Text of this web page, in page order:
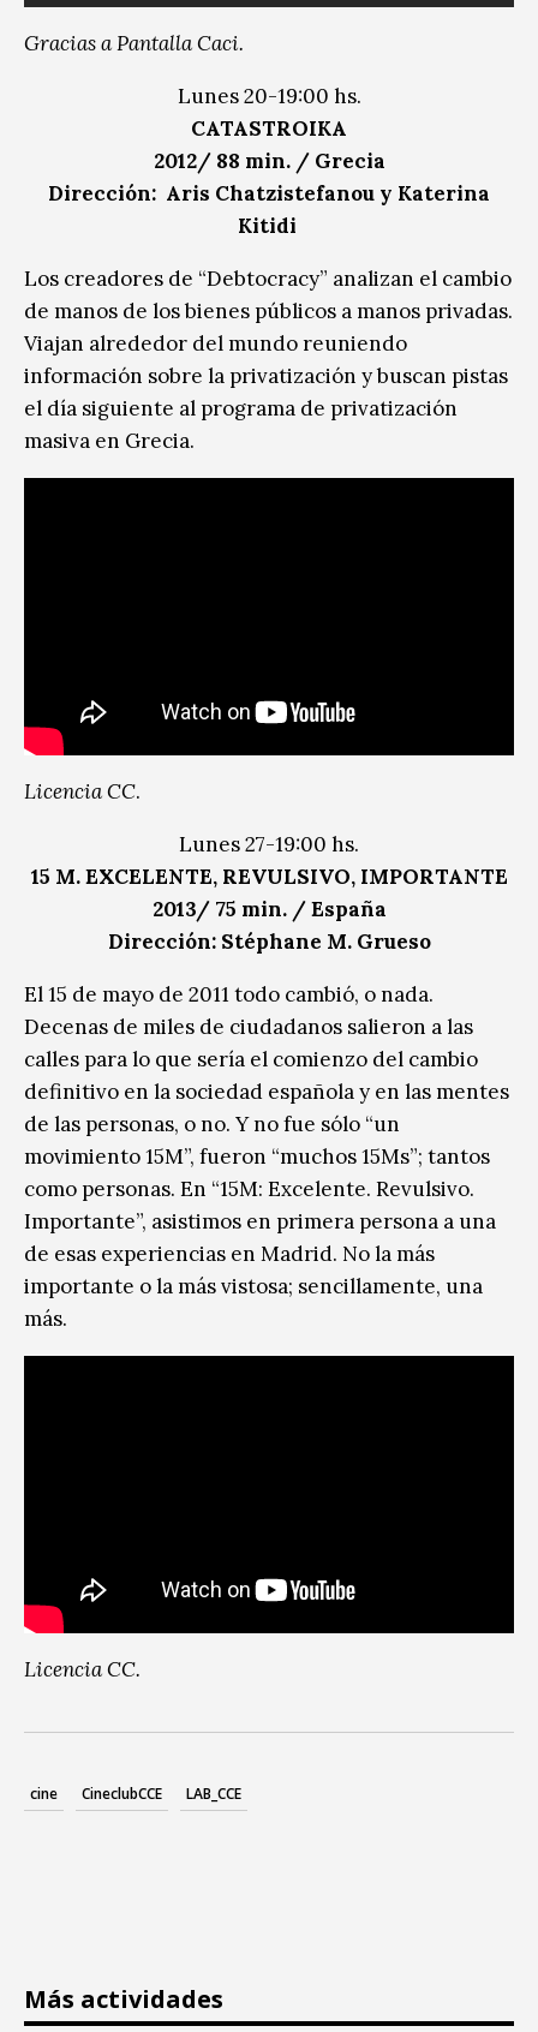
Gracias a Pantalla Caci.
Lunes 20-19:00 hs.
CATASTROIKA
2012/ 88 min. / Grecia
Dirección: Aris Chatzistefanou y Katerina
Kitidi
Los creadores de “Debtocracy” analizan el cambio
de manos de los bienes públicos a manos privadas.
Viajan alrededor del mundo reuniendo
información sobre la privatización y buscan pistas
el día siguiente al programa de privatización
masiva en Grecia.
Licencia CC.
Lunes 27-19:00 hs.
15 M. EXCELENTE, REVULSIVO, IMPORTANTE
2013/ 75 min. / España
Dirección: Stéphane M. Grueso
El 15 de mayo de 2011 todo cambió, o nada.
Decenas de miles de ciudadanos salieron a las
calles para lo que sería el comienzo del cambio
definitivo en la sociedad española y en las mentes
de las personas, o no. Y no fue sólo “un
movimiento 15M”, fueron “muchos 15Ms”; tantos
como personas. En “15M: Excelente. Revulsivo.
Importante”, asistimos en primera persona a una
de esas experiencias en Madrid. No la más
importante o la más vistosa; sencillamente, una
más.
Licencia CC.
cine CineclubCCE LAB_CCE
Más actividades